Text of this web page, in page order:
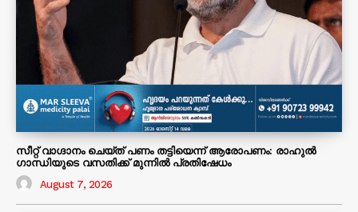
സീറ്റ് വാഗ്ദാനം ചെയ്ത് പണം തട്ടിയെന്ന് ആരോപണം: രാഹുൽ
ഗാന്ധിയുടെ വസതിക്ക് മുന്നിൽ പ്രതിഷേധം
August 7, 2026